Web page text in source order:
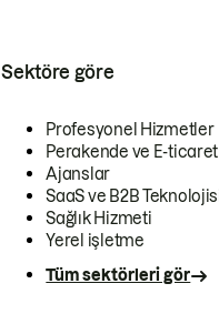
Sektöre göre
Profesyonel Hizmetler
Perakende ve E-ticaret
Ajanslar
SaaS ve B2B
Sağlık Hizmeti
Yerel işletme
Tüm sektörleri gör